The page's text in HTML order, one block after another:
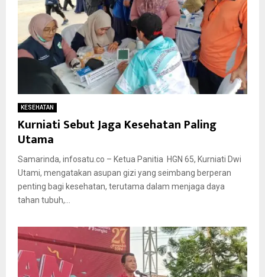
KESEHATAN
Kurniati Sebut Jaga Kesehatan Paling
Utama
Samarinda, infosatu.co – Ketua Panitia HGN 65, Kurniati Dwi
Utami, mengatakan asupan gizi yang seimbang berperan
penting bagi kesehatan, terutama dalam menjaga daya
tahan tubuh,...